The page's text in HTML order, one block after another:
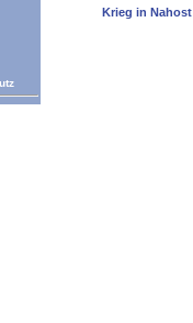
Krieg in Nahost